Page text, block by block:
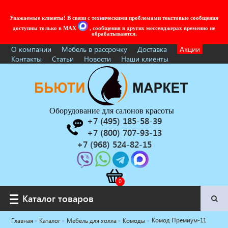
Уважаемые клиенты! В связи с техническими проблемами текстовые сообщения
доступны только в MAX
, сообщения в других мессенджерах временно не
обрабатываются.
О компании Мебель в рассрочку Доставка
Акции
Контакты
Статьи Новости Наши клиенты
Оборудование для салонов красоты
+7 (495) 185-58-39
+7 (800) 707-93-13
+7 (968) 524-82-15
Каталог товаров
Каталог товаров
Главная Каталог Мебель для холла Комоды Комод Премиум-11